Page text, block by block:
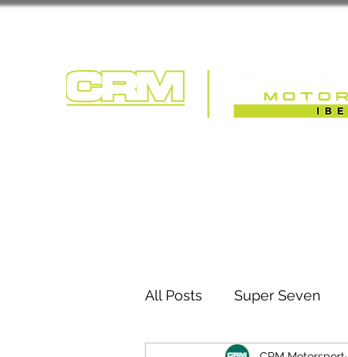
All Posts Super Seven